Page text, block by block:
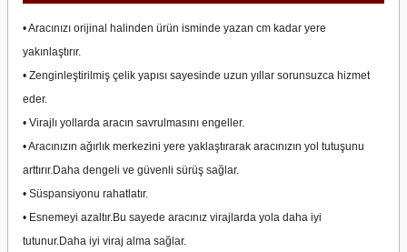
• Aracınızı orijinal halinden ürün isminde yazan cm kadar yere
yakınlaştırır.
• Zenginleştirilmiş çelik yapısı sayesinde uzun yıllar sorunsuzca hizmet
eder.
• Virajlı yollarda aracın savrulmasını engeller.
• Aracınızın ağırlık merkezini yere yaklaştırarak aracınızın yol tutuşunu
arttırır.Daha dengeli ve güvenli sürüş sağlar.
• Süspansiyonu rahatlatır.
• Esnemeyi azaltır.Bu sayede aracınız virajlarda yola daha iyi
tutunur.Daha iyi viraj alma sağlar.